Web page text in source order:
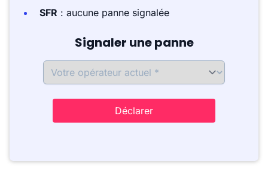
SFR : aucune panne signalée
Signaler une panne
Déclarer